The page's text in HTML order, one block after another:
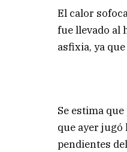
El calor
fue llevado al
asfixia, ya
Se estima
que ayer jugó
pendientes